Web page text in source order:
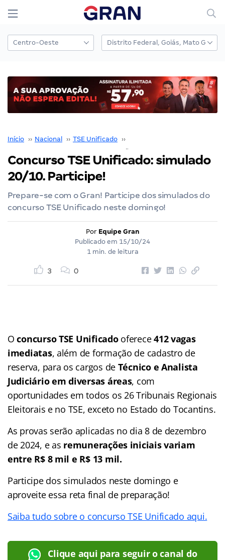
Início ›› Nacional ›› TSE Unificado ››
Concurso TSE Unificado: simulado
20/10. Participe!
Prepare-se com o Gran! Participe dos simulados do
concurso TSE Unificado neste domingo!
Por Equipe Gran
Publicado em 15/10/24
1 min. de leitura
3 0
Oconcurso TSE Unificadooferece412 vagas
imediatas, além de formação de cadastro de
reserva, para os cargos de Técnico e Analista
Judiciário em diversas áreas, com
oportunidades em todos os 26 Tribunais Regionais
Eleitorais e no TSE, exceto no Estado do Tocantins.
As provas serão aplicadas no dia 8 de dezembro
de 2024, e as remunerações iniciais variam
entre R$ 8 mil e R$ 13 mil.
Participe dos simulados neste domingo e
aproveite essa reta final de preparação!
Saiba tudo sobre o concurso TSE Unificado aqui.
Clique aqui para seguir o canal do